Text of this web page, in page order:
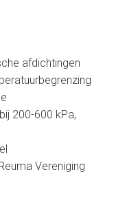
afdichtingen
200-600 kPa,
Vereniging